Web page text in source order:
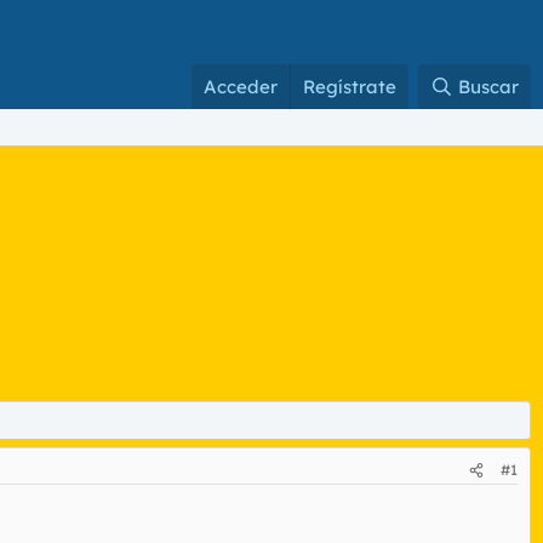
Acceder Regístrate Buscar
#1